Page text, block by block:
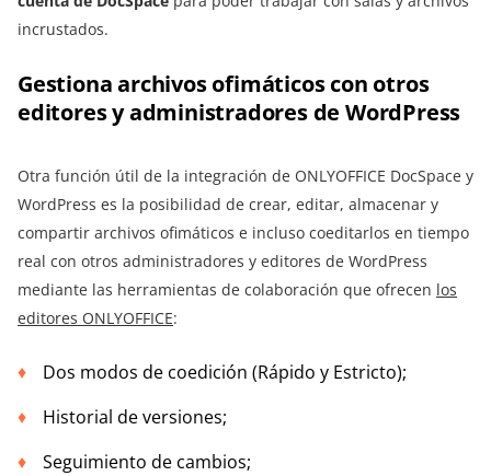
incrustados.
Gestiona archivos ofimáticos con otros
editores y administradores de WordPress
Otra función útil de la integración de ONLYOFFICE DocSpace y
WordPress es la posibilidad de crear, editar, almacenar y
compartir archivos ofimáticos e incluso coeditarlos en tiempo
real con otros administradores y editores de WordPress
mediante las herramientas de colaboración que ofrecen los
editores ONLYOFFICE:
Dos modos de coedición (Rápido y Estricto);
Historial de versiones;
Seguimiento de cambios;